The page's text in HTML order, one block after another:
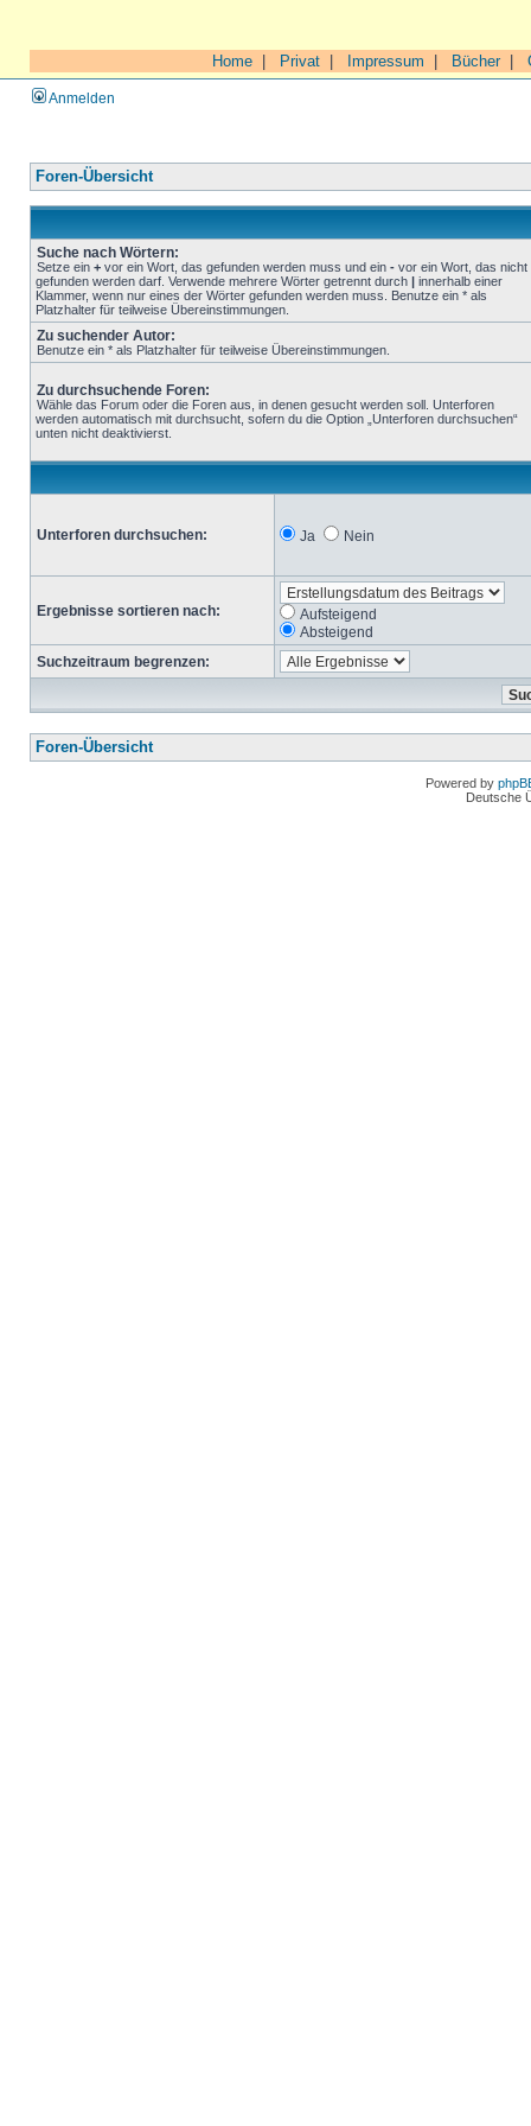
Home Privat Impressum Bücher|
Anmelden
Foren-Übersicht
Suche nach Wörtern:
Setze ein + vor ein Wort, das gefunden werden muss und ein - vor ein Wort, das nicht
gefunden werden darf. Verwende mehrere Wörter getrennt durch | innerhalb einer
Klammer, wenn nur eines der Wörter gefunden werden muss. Benutze ein * als
Platzhalter für teilweise Übereinstimmungen.
Zu suchender Autor:
Benutze ein * als Platzhalter für teilweise Übereinstimmungen.
Zu durchsuchende Foren:
Wähle das Forum oder die Foren aus, in denen gesucht werden soll. Unterforen
werden automatisch mit durchsucht, sofern du die Option „Unterforen durchsuchen“
unten nicht deaktivierst.
Unterforen durchsuchen: Ja Nein
Ergebnisse sortieren nach:
Aufsteigend
Absteigend
Suchzeitraum begrenzen:
Foren-Übersicht
Powered by
Deutsche